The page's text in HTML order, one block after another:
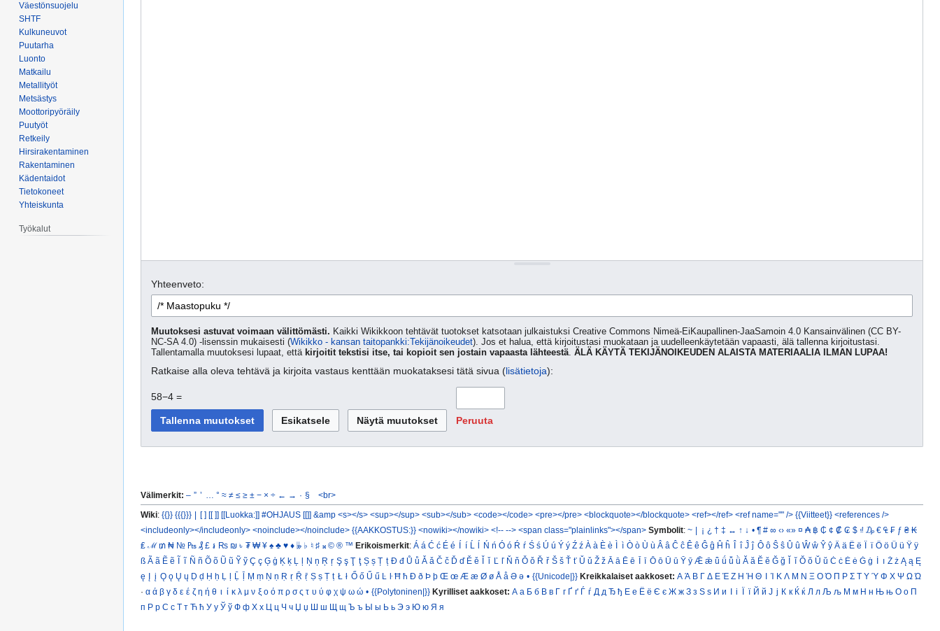
Yhteenveto:
Muutoksesi astuvat voimaan välittömästi. Kaikki Wikikkoon tehtävät tuotokset katsotaan julkaistuksi Creative Commons Nimeä-EiKaupallinen-JaaSamoin 4.0 Kansainvälinen (CC BY-
NC-SA 4.0) -lisenssin mukaisesti (Wikikko - kansan taitopankki:Tekijänoikeudet). Jos et halua, että kirjoitustasi muokataan ja uudelleenkäytetään vapaasti, älä tallenna kirjoitustasi.
Tallentamalla muutoksesi lupaat, että kirjoitit tekstisi itse, tai kopioit sen jostain vapaasta lähteestä. ÄLÄ KÄYTÄ TEKIJÄNOIKEUDEN ALAISTA MATERIAALIA ILMAN LUPAA!
Ratkaise alla oleva tehtävä ja kirjoita vastaus kenttään muokataksesi tätä sivua (lisätietoja):
58−4 =
Peruuta
Välimerkit: – ” ’ ° ≈ ≠ ≤ ≥ ± − × ÷ ← → · § <br>
Wiki: {{}} {{{}}} | [ ] [[ ]] [[Luokka:]] #OHJAUS [[]] &amp <s></s> <sup></sup> <sub></sub> <code></code> <pre></pre> <blockquote></blockquote> <ref></ref> <ref name="" /> {{Viitteet}} <references />
<includeonly></includeonly> <noinclude></noinclude> {{AAKKOSTUS:}} <nowiki></nowiki> <!-- --> <span class="plainlinks"></span> Symbolit: ~ | ¡ ¿ † ‡ ↔ ↑ ↓ • ¶ # ∞ ‹› «» ¤ ₳ ฿ ₵ ¢ ₡ ₢ $ ₫ ₯ € ₠ ₣ ƒ ₴ ₭
₤ ℳ ₥ ₦ № ₧ ₰ £ ៛ ₨ ₪ ৳ ₮ ₩ ¥ ♠ ♣ ♥ ♦ 𝄫 ♭ ♮ ♯ 𝄪 © ® ™ Erikoismerkit:Á á Ć ć É é Í í Ĺ ĺ Ń ń Ó ó Ŕ ŕ Ś ś Ú ú Ý ý Ź ź À à È è Ì ì Ò ò Ù ù Â â Ĉ ĉ Ê ê Ĝ ĝ Ĥ ĥ Î î Ĵ ĵ Ô ô Ŝ ŝ Û û Ŵ ŵ Ŷ ŷ Ä ä Ë ë Ï ï Ö ö Ü ü Ÿ ÿ
ß Ã ã Ẽ ẽ Ĩ ĩ Ñ ñ Õ õ Ũ ũ Ỹ ỹ Ç ç Ģ ģ Ķ ķ Ļ ļ Ņ ņ Ŗ ŗ Ş ş Ţ ţ Ș ș Ț ț Đ đ Ů ů Ǎ ǎ Č č Ď ď Ě ě Ǐ ǐ Ľ ľ Ň ň Ǒ ǒ Ř ř Š š Ť ť Ǔ ǔ Ž ž Ā ā Ē ē Ī ī Ō ō Ū ū Ȳ ȳ Ǣ ǣ ǖ ǘ ǚ ǜ Ă ă Ĕ ĕ Ğ ğ Ĭ ĭ Ŏ ŏ Ŭ ŭ Ċ ċ Ė ė Ġ ġ İ ı Ż ż Ą ą Ę
ę Į į Ǫ ǫ Ų ų Ḍ ḍ Ḥ ḥ Ḷ ḷ Ḹ ḹ Ṃ ṃ Ṇ ṇ Ṛ ṛ Ṝ ṝ Ṣ ṣ Ṭ ṭ Ł ł Ő ő Ű ű Ŀ ŀ Ħ ħ Ð ð Þ þ Œ œ Æ æ Ø ø Å å Ə ə • {{Unicode|}} Kreikkalaiset aakkoset: Α Ά Β Γ Δ Ε Έ Ζ Η Ή Θ Ι Ί Κ Λ Μ Ν Ξ Ο Ό Π Ρ Σ Τ Υ Ύ Φ Χ Ψ Ω Ώ
· α ά β γ δ ε έ ζ η ή θ ι ί κ λ μ ν ξ ο ό π ρ σ ς τ υ ύ φ χ ψ ω ώ • {{Polytoninen|}} Kyrilliset aakkoset: А а Б б В в Г г Ґ ґ Ѓ ѓ Д д Ђ ђ Е е Ё ё Є є Ж ж З з Ѕ ѕ И и І і Ї ї Й й Ј ј К к Ќ ќ Л л Љ љ М м Н н Њ њ О о П
п Р р С с Т т Ћ ћ У у Ў ў Ф ф Х х Ц ц Ч ч Џ џ Ш ш Щ щ Ъ ъ Ы ы Ь ь Э э Ю ю Я я
Väestönsuojelu
SHTF
Kulkuneuvot
Puutarha
Luonto
Matkailu
Metallityöt
Metsästys
Moottoripyöräily
Puutyöt
Retkeily
Hirsirakentaminen
Rakentaminen
Kädentaidot
Tietokoneet
Yhteiskunta
Työkalut